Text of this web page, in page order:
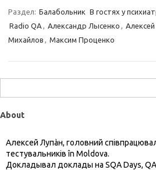
Раздел: Балабольник В гостях у
Radio QA , Александр Лысенко ,
Михайлов , Максим Проценко
About
Алексей Лупàн, головний
тестувальників în Moldova.
Докладывал доклады на SQA Days,